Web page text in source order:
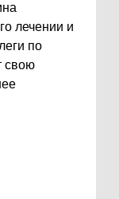
лечении и
по
свою